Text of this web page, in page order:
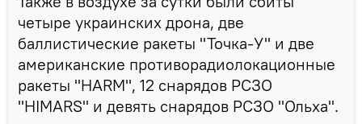
четыре украинских дрона, две
баллистические ракеты "Точка-У" и две
американские противорадиолокационные
ракеты "HARM", 12 снарядов РСЗО
"HIMARS" и девять снарядов РСЗО "Ольха".